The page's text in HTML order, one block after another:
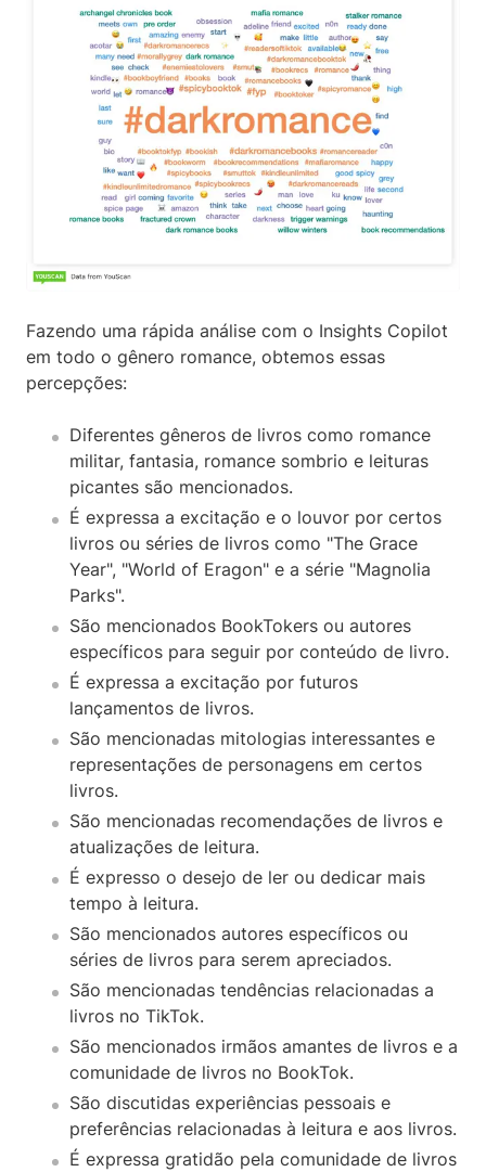
Fazendo uma rápida análise com o Insights Copilot
em todo o gênero romance, obtemos essas
percepções:
Diferentes gêneros de livros como romance
militar, fantasia, romance sombrio e leituras
picantes são mencionados.
É expressa a excitação e o louvor por certos
livros ou séries de livros como "The Grace
Year", "World of Eragon" e a série "Magnolia
Parks".
São mencionados BookTokers ou autores
específicos para seguir por conteúdo de livro.
É expressa a excitação por futuros
lançamentos de livros.
São mencionadas mitologias interessantes e
representações de personagens em certos
livros.
São mencionadas recomendações de livros e
atualizações de leitura.
É expresso o desejo de ler ou dedicar mais
tempo à leitura.
São mencionados autores específicos ou
séries de livros para serem apreciados.
São mencionadas tendências relacionadas a
livros no TikTok.
São mencionados irmãos amantes de livros e a
comunidade de livros no BookTok.
São discutidas experiências pessoais e
preferências relacionadas à leitura e aos livros.
É expressa gratidão pela comunidade de livros